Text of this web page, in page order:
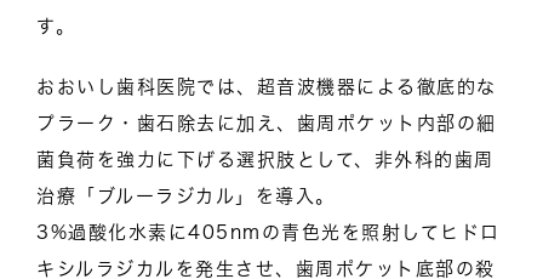
す。
おおいし歯科医院では、超音波機器による徹底的な
プラーク・歯石除去に加え、歯周ポケット内部の細
菌負荷を強力に下げる選択肢として、非外科的歯周
治療「ブルーラジカル」を導入。
3%過酸化水素に405nmの青色光を照射してヒドロ
キシルラジカルを発生させ、歯周ポケット底部の殺